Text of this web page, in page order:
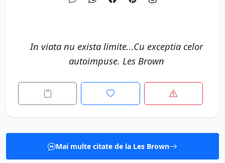
In viata nu exista limite…Cu exceptia celor
autoimpuse. Les Brown
Mai multe citate de la Les Brown